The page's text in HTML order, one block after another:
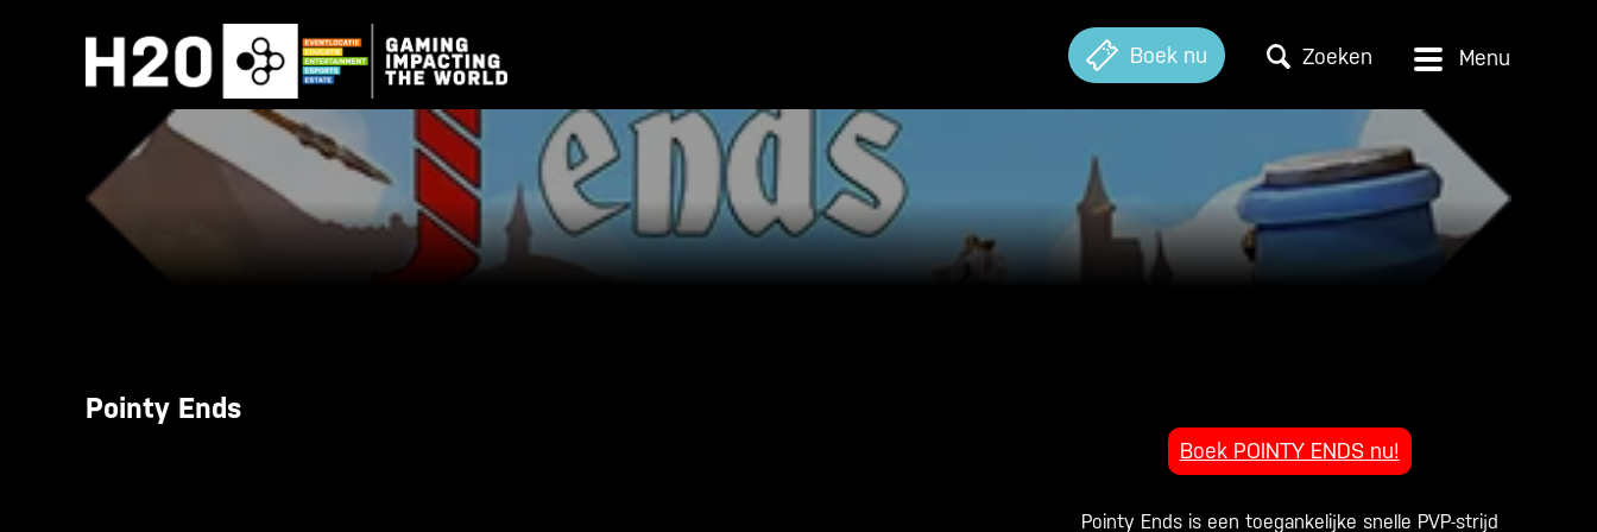
Boek nu Zoeken
Pointy Ends
Boek POINTY ENDS nu!
Pointy Ends is een toegankelijke snelle PVP-strijd